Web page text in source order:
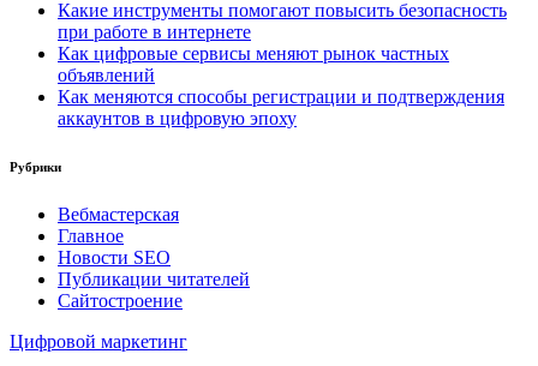
Какие инструменты помогают повысить безопасность
при работе в интернете
Как цифровые сервисы меняют рынок частных
объявлений
Как меняются способы регистрации и подтверждения
аккаунтов в цифровую эпоху
Рубрики
Вебмастерская
Главное
Новости SEO
Публикации читателей
Сайтостроение
Цифровой маркетинг